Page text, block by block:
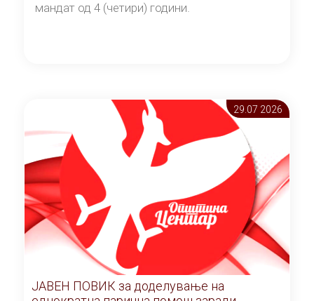
мандат од 4 (четири) години.
29.07 2026
ЈАВЕН ПОВИК за доделување на